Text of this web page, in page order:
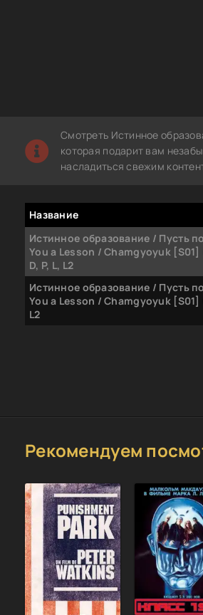
Смотреть Истинное
которая подарит вам
насладиться свежим
Название
Истинное образование / Пусть
You a Lesson / Chamgyoyuk [S01]
D, P, L, L2
Истинное образование / Пусть
You a Lesson / Chamgyoyuk [S01]
L2
Рекомендуем